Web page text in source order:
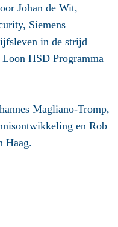
Johan de Wit,
Siemens
in de strijd
Loon HSD Programma
Magliano-Tromp,
en Rob
Haag.